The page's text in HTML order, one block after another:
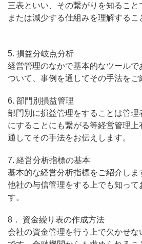
三表といい、その繋がりを知るこ
または減少する仕組みを理解するこ
5. 損益分岐点分析
経営管理のなかで基本的なツールで
ついて、事例を通してその手法をご
6. 部門別損益管理
部門別に損益管理をすることは管
にすることにも繋がる等経営管理
通してその手法をお伝えします。
7. 経営分析指標の基本
基本的な経営分析指標をご紹介しま
他社の与信管理をする上でも知っ
す。
8． 資金繰り表の作成方法
会社の資金管理を行う上で欠かせな